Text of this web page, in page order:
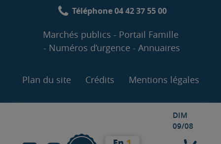
DIM
09/08
Téléphone 04 42 37 55 00
Marchés publics
Portail Famille
Numéros d’urgence
Annuaires
Plan du site Crédits Mentions légales